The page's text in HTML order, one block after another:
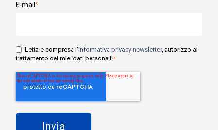
E-mail *
Letta e compresa l'informativa privacy newsletter, autorizzo al
trattamento dei miei dati personali. *